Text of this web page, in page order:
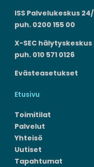
ISS Palvelukeskus
puh. 0200 155 00
X-SEC hälytyskeskus
puh. 010 571 0126
Evästeasetukset
Etusivu
Toimitilat
Palvelut
Yhteisö
Uutiset
Tapahtumat